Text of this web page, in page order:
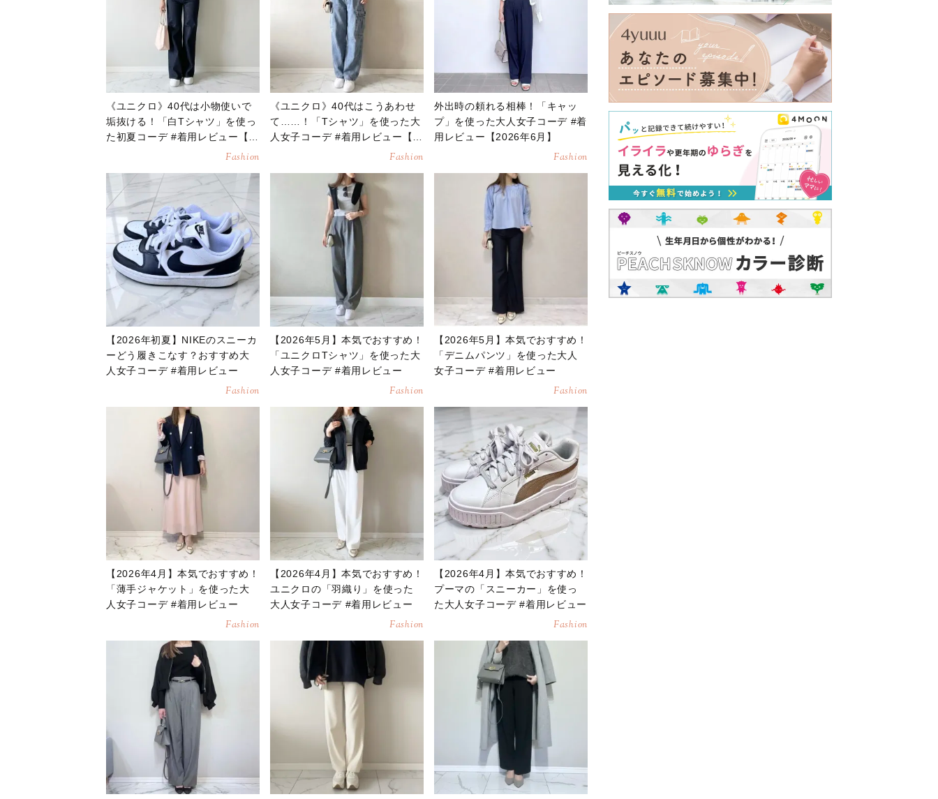
《ユニクロ》40代は小物使いで
垢抜ける！「白Tシャツ」を使っ
た初夏コーデ #着用レビュー【2
Fashion
《ユニクロ》40代はこうあわせ
て……！「Tシャツ」を使った大
人女子コーデ #着用レビュー【2
Fashion
外出時の頼れる相棒！「キャッ
プ」を使った大人女子コーデ #着
用レビュー【2026年6月】
Fashion
【2026年初夏】NIKEのスニーカ
ーどう履きこなす？おすすめ大
人女子コーデ #着用レビュー
Fashion
【2026年5月】本気でおすすめ！
「ユニクロTシャツ」を使った大
人女子コーデ #着用レビュー
Fashion
【2026年5月】本気でおすすめ！
「デニムパンツ」を使った大人
女子コーデ #着用レビュー
Fashion
【2026年4月】本気でおすすめ！
「薄手ジャケット」を使った大
人女子コーデ #着用レビュー
Fashion
【2026年4月】本気でおすすめ！
ユニクロの「羽織り」を使った
大人女子コーデ #着用レビュー
Fashion
【2026年4月】本気でおすすめ！
プーマの「スニーカー」を使っ
た大人女子コーデ #着用レビュー
Fashion